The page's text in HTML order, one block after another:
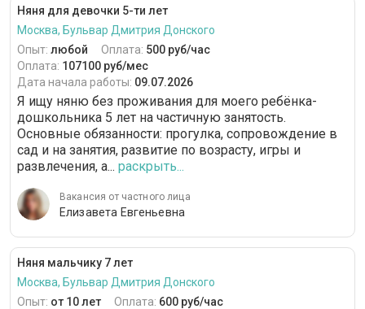
Няня для девочки 5-ти лет
Москва, Бульвар Дмитрия Донского
Опыт: любой Оплата: 500 руб/час
Оплата: 107100 руб/мес
Дата начала работы: 09.07.2026
Я ищу няню без проживания для моего ребёнка-
дошкольника 5 лет на частичную занятость.
Основные обязанности: прогулка, сопровождение в
сад и на занятия, развитие по возрасту, игры и
развлечения, а... раскрыть...
Вакансия от частного лица
Елизавета Евгеньевна
Няня мальчику 7 лет
Москва, Бульвар Дмитрия Донского
Опыт: от 10 лет Оплата: 600 руб/час